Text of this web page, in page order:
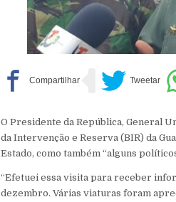
O Presidente da República, General
da Intervenção e Reserva (BIR) da
Estado, como também “alguns
“Efetuei essa visita para receber
dezembro. Várias viaturas foram